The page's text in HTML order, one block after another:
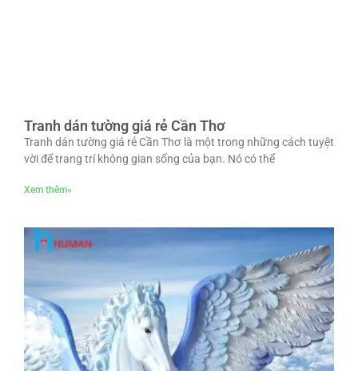
Tranh dán tường giá rẻ Cần Thơ
Tranh dán tường giá rẻ Cần Thơ là một trong những cách tuyệt
vời để trang trí không gian sống của bạn. Nó có thể
Xem thêm»